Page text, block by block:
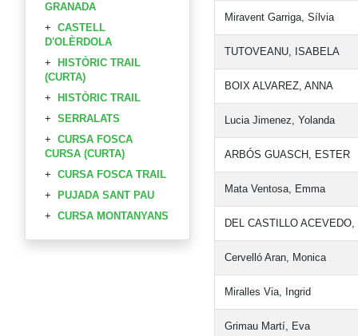
GRANADA
CASTELL
D'OLÈRDOLA
HISTÒRIC TRAIL
(CURTA)
HISTÒRIC TRAIL
SERRALATS
CURSA FOSCA
CURSA (CURTA)
CURSA FOSCA TRAIL
PUJADA SANT PAU
CURSA MONTANYANS
Miravent Garriga, Sílvia
TUTOVEANU, ISABELA
BOIX ALVAREZ, ANNA
Lucia Jimenez, Yolanda
ARBÓS GUASCH, ESTER
Mata Ventosa, Emma
DEL CASTILLO
Cervelló Aran, Monica
Miralles Via, Ingrid
Grimau Martí, Eva